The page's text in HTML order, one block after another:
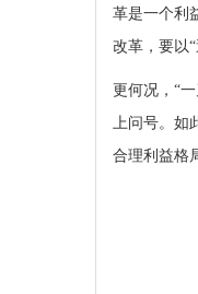
革是一个利
改革，要以
更何况，“
上问号。如
合理利益格